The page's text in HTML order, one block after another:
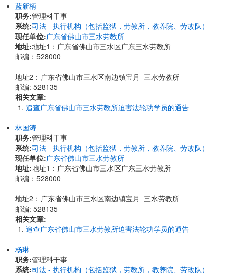
蓝新柄
职务:管理科干事
系统:司法 - 执行机构（包括监狱，劳教所，教养院、劳改队）
现任单位:广东省佛山市三水劳教所
地址:​地址1：广东省佛山市三水区广东三水劳教所
邮编：528000
地址2：广东省佛山市三水区南边镇宝月 三水劳教所
邮编: 528135
相关文章:
追查广东省佛山市三水劳教所迫害法轮功学员的通告
林国涛
职务:管理科干事
系统:司法 - 执行机构（包括监狱，劳教所，教养院、劳改队）
现任单位:广东省佛山市三水劳教所
地址:​地址1：广东省佛山市三水区广东三水劳教所
邮编：528000
地址2：广东省佛山市三水区南边镇宝月 三水劳教所
邮编: 528135
相关文章:
追查广东省佛山市三水劳教所迫害法轮功学员的通告
杨琳
职务:管理科干事
系统:司法 - 执行机构（包括监狱，劳教所，教养院、劳改队）